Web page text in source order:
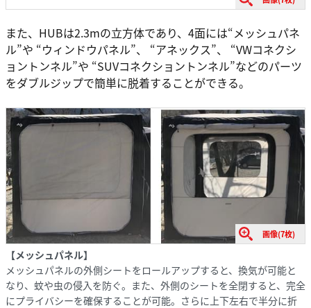
また、HUBは2.3mの立方体であり、4面には“メッシュパネ
ル”や “ウィンドウパネル”、 “アネックス”、 “VWコネクシ
ョントンネル”や “SUVコネクショントンネル”などのパーツ
をダブルジップで簡単に脱着することができる。
画像(7枚)
【メッシュパネル】
メッシュパネルの外側シートをロールアップすると、換気が可能と
なり、蚊や虫の侵入を防ぐ。また、外側のシートを全閉すると、完全
にプライバシーを確保することが可能。さらに上下左右で半分に折